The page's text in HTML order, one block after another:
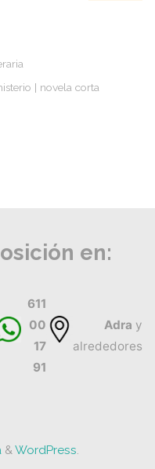
| novela corta
en:
611
00
17
91
Adra y
alrededores
&WordPress.